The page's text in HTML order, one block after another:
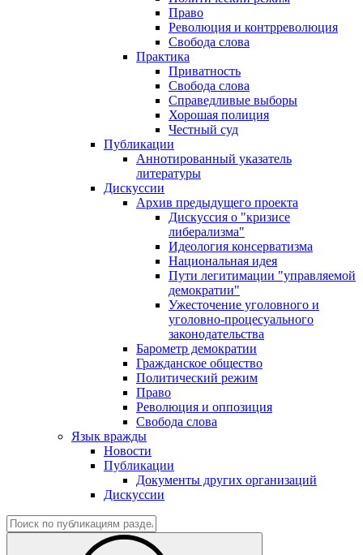
Право
Революция и контрреволюция
Свобода слова
Практика
Приватность
Свобода слова
Справедливые выборы
Хорошая полиция
Честный суд
Публикации
Аннотированный указатель
литературы
Дискуссии
Архив предыдущего проекта
Дискуссия о "кризисе
либерализма"
Идеология консерватизма
Национальная идея
Пути легитимации "управляемой
демократии"
Ужесточение уголовного и
уголовно-процесуального
законодательства
Барометр демократии
Гражданское общество
Политический режим
Право
Революция и оппозиция
Свобода слова
Язык вражды
Новости
Публикации
Документы других организаций
Дискуссии